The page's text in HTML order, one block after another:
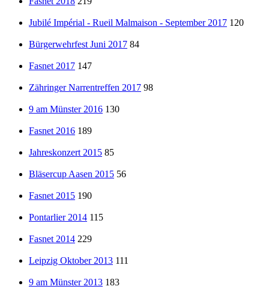
Jubilé Impérial - Rueil Malmaison - September 2017 120
Bürgerwehrfest Juni 2017 84
Fasnet 2017 147
Zähringer Narrentreffen 2017 98
9 am Münster 2016 130
Fasnet 2016 189
Jahreskonzert 2015 85
Bläsercup Aasen 2015 56
Fasnet 2015 190
Pontarlier 2014 115
Fasnet 2014 229
Leipzig Oktober 2013 111
9 am Münster 2013 183